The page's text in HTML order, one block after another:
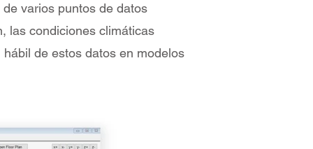
varios puntos de datos
las condiciones climáticas
de estos datos en modelos